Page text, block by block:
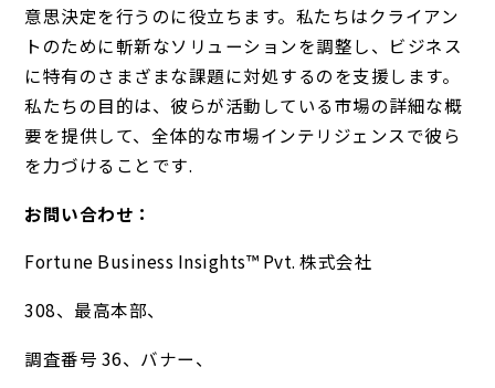
意思決定を行うのに役立ちます。私たちはクライアン
トのために斬新なソリューションを調整し、ビジネス
に特有のさまざまな課題に対処するのを支援します。
私たちの目的は、彼らが活動している市場の詳細な概
要を提供して、全体的な市場インテリジェンスで彼ら
を力づけることです.
お問い合わせ：
Fortune Business Insights™ Pvt. 株式会社
308、最高本部、
調査番号 36、バナー、